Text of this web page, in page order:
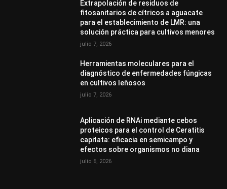
Extrapolación de residuos de
fitosanitarios de cítricos a aguacate
para el establecimiento de LMR: una
solución práctica para cultivos menores
julio 7, 2026
Herramientas moleculares para el
diagnóstico de enfermedades fúngicas
en cultivos leñosos
julio 7, 2026
Aplicación de RNAi mediante cebos
proteicos para el control de Ceratitis
capitata: eficacia en semicampo y
efectos sobre organismos no diana
julio 6, 2026